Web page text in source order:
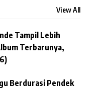
View All
Tampil Lebih
Terbarunya,
Berdurasi Pendek